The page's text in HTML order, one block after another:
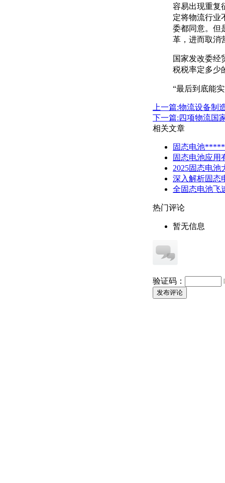
容易出现重复
定将物流行业
委都同意。但
革，进而取消
国家发改委经
税税率定多少
“最后到底能
上一篇:物流设备制
下一篇:四项物流国
相关文章
固态电池
固态电池应用
2025固态电
深入解析固态
全固态电池飞
热门评论
暂无信息
验证码：
发布评论